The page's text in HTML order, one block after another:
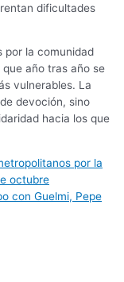
dificultades
por la comunidad
año tras año se
vulnerables. La
devoción, sino
hacia los que
por la
octubre
con Guelmi, Pepe